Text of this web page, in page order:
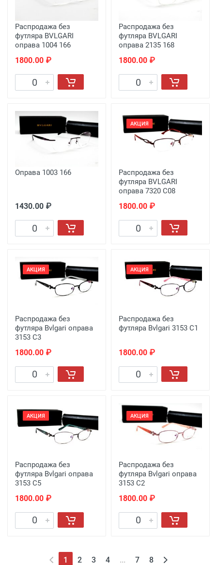
Распродажа без
футляра BVLGARI
оправа 1004 166
1800.00 ₽
Распродажа без
футляра BVLGARI
оправа 2135 168
1800.00 ₽
Оправа 1003 166
1430.00 ₽
АКЦИЯ
Распродажа без
футляра BVLGARI
оправа 7320 C08
1800.00 ₽
АКЦИЯ
Распродажа без
футляра Bvlgari оправа
3153 C3
1800.00 ₽
АКЦИЯ
Распродажа без
футляра Bvlgari 3153 C1
1800.00 ₽
АКЦИЯ
Распродажа без
футляра Bvlgari оправа
3153 C5
1800.00 ₽
АКЦИЯ
Распродажа без
футляра Bvlgari оправа
3153 C2
1800.00 ₽
1 2 3 4 ... 7 8